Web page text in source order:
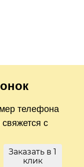
телефона
с
Заказать в 1
клик